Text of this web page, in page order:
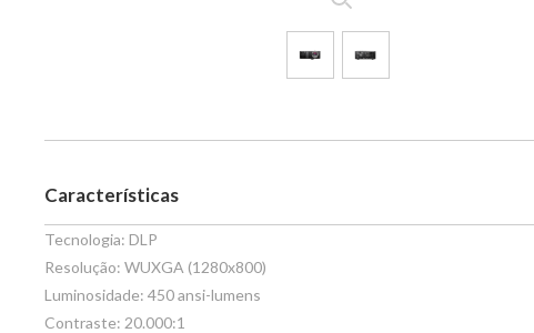
Características
Tecnologia: DLP
Resolução: WUXGA (1280x800)
Luminosidade: 450 ansi-lumens
Contraste: 20.000:1